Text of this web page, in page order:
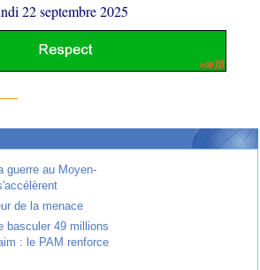
22 septembre 2025
guerre au Moyen-
de la menace
basculer 49 millions
: le PAM renforce